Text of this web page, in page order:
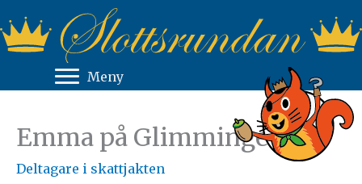
till
innehåll
Meny
Emma på Glimmingehus
Deltagare i skattjakten